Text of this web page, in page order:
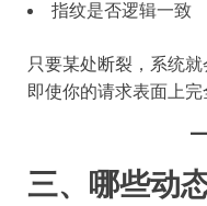
指纹是否逻辑一致
只要某处断裂，系统就
即使你的请求表面上完
三、哪些动